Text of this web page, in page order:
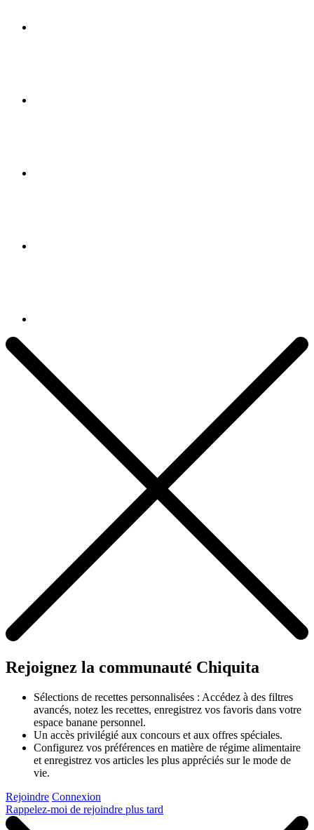
Rejoignez la communauté Chiquita
Sélections de recettes personnalisées : Accédez à des filtres
avancés, notez les recettes, enregistrez vos favoris dans votre
espace banane personnel.
Un accès privilégié aux concours et aux offres spéciales.
Configurez vos préférences en matière de régime alimentaire
et enregistrez vos articles les plus appréciés sur le mode de
vie.
Rejoindre Connexion
Rappelez-moi de rejoindre plus tard